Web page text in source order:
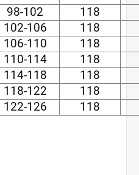
98-102
118
102-106
118
106-110
118
110-114
118
114-118
118
118-122
118
122-126 118